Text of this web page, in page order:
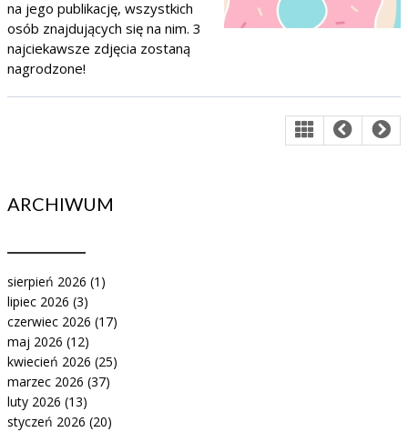
na jego publikację, wszystkich
osób znajdujących się na nim. 3
najciekawsze zdjęcia zostaną
nagrodzone!
ARCHIWUM
sierpień 2026 (1)
lipiec 2026 (3)
czerwiec 2026 (17)
maj 2026 (12)
kwiecień 2026 (25)
marzec 2026 (37)
luty 2026 (13)
styczeń 2026 (20)